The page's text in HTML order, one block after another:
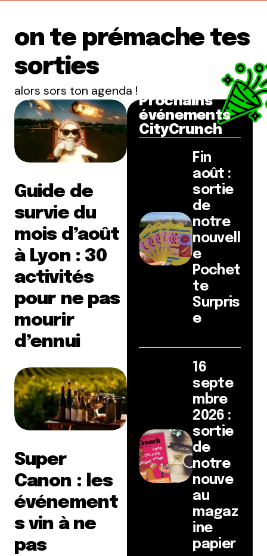
on te prémache tes
sorties
alors sors ton agenda !
Guide de
survie du
mois d’août
à Lyon : 30
activités
pour ne pas
mourir
d’ennui
Super
Canon : les
événement
s vin à ne
pas
Prochains
événements
CityCrunch
Fin
août :
sortie
de
notre
nouvell
e
Pochet
te
Surpris
e
16
septe
mbre
2026 :
sortie
de
notre
nouve
au
magaz
ine
papier